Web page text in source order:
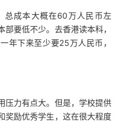
总成本大概在60万人民币左
要低不少。去香港读本科，
年下来至少要25万人民币，
压力有点大。但是，学校提供
奖励优秀学生，这在很大程度